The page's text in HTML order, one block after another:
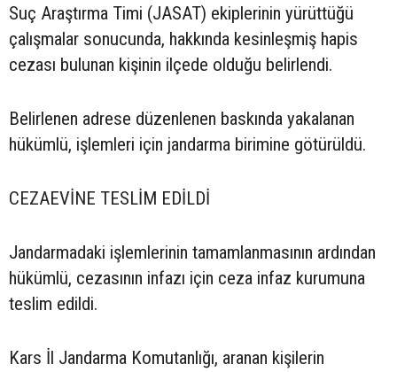
Suç Araştırma Timi (JASAT) ekiplerinin yürüttüğü
çalışmalar sonucunda, hakkında kesinleşmiş hapis
cezası bulunan kişinin ilçede olduğu belirlendi.
Belirlenen adrese düzenlenen baskında yakalanan
hükümlü, işlemleri için jandarma birimine götürüldü.
CEZAEVİNE TESLİM EDİLDİ
Jandarmadaki işlemlerinin tamamlanmasının ardından
hükümlü, cezasının infazı için ceza infaz kurumuna
teslim edildi.
Kars İl Jandarma Komutanlığı, aranan kişilerin